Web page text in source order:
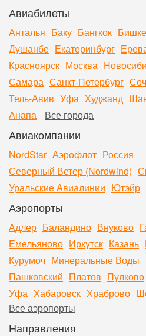
Авиабилеты
Анталья Баку Бангкок
Душанбе Екатеринбург
Красноярск Москва
Самара Санкт-Петербург
Тель-Авив Уфа Худжанд
Анапа
Все города
Авиакомпании
NordStar Аэрофлот Россия
Северный Ветер (Nordwind)
Уральские Авиалинии Ютэйр
Аэропорты
Адлер Баландино Внуково
Емельяново Иркутск Казань
Курумоч Минеральные Воды
Пашковский Платов Пулково
Уфа Хабаровск Храброво
Все аэропорты
Направления